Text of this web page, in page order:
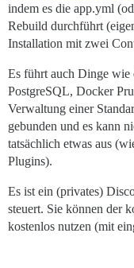
indem es die app.yml
Rebuild durchführt
Installation mit zwei
Es führt auch Dinge wie
PostgreSQL, Docker
Verwaltung einer
gebunden und es kann
tatsächlich etwas aus
Plugins).
Es ist ein (privates)
steuert. Sie können der
kostenlos nutzen (mit